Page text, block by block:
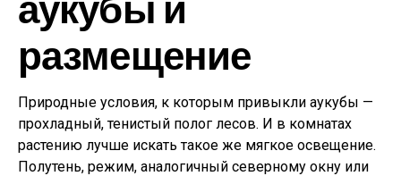
размещение
Природные условия, к которым привыкли аукубы —
прохладный, тенистый полог лесов. И в комнатах
растению лучше искать такое же мягкое освещение.
Полутень, режим, аналогичный северному окну или